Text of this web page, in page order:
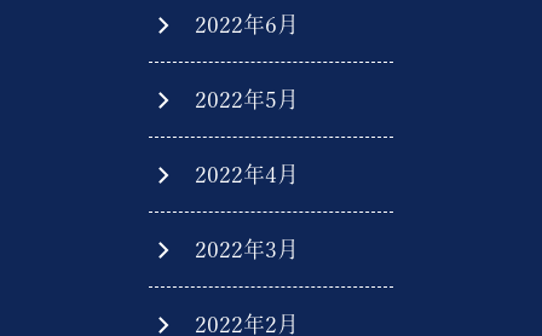
2022年6月
2022年5月
2022年4月
2022年3月
2022年2月